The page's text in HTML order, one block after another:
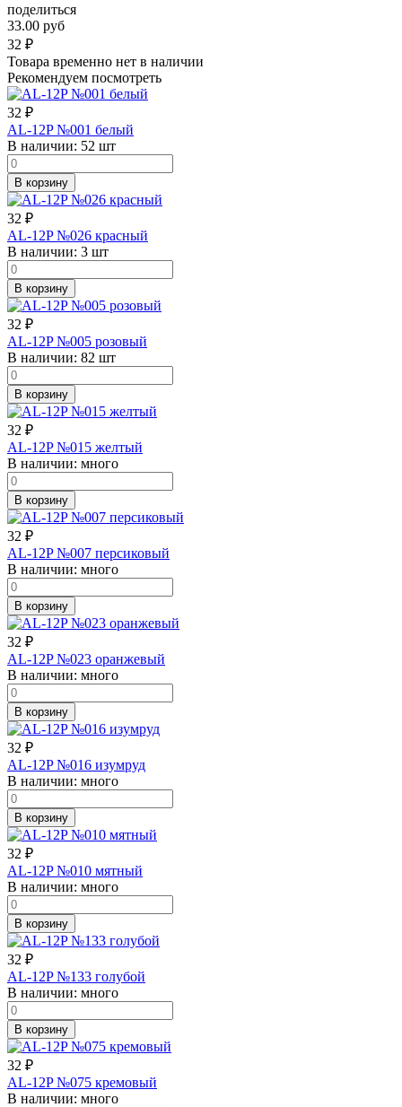
поделиться
33.00 руб
32 ₽
Товара временно нет в наличии
Рекомендуем посмотреть
32 ₽
AL-12P №001 белый
В наличии: 52 шт
В корзину
32 ₽
AL-12P №026 красный
В наличии: 3 шт
В корзину
32 ₽
AL-12P №005 розовый
В наличии: 82 шт
В корзину
32 ₽
AL-12P №015 желтый
В наличии: много
В корзину
32 ₽
AL-12P №007 персиковый
В наличии: много
В корзину
32 ₽
AL-12P №023 оранжевый
В наличии: много
В корзину
32 ₽
AL-12P №016 изумруд
В наличии: много
В корзину
32 ₽
AL-12P №010 мятный
В наличии: много
В корзину
32 ₽
AL-12P №133 голубой
В наличии: много
В корзину
32 ₽
AL-12P №075 кремовый
В наличии: много